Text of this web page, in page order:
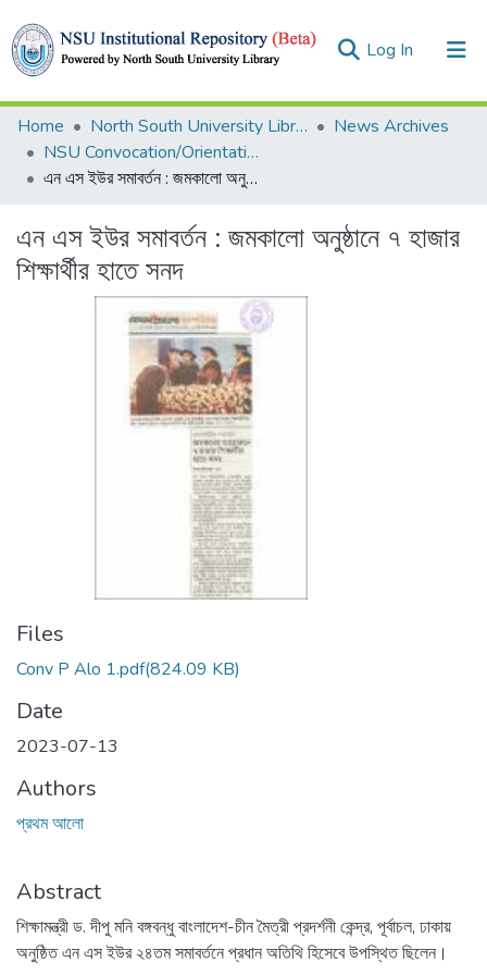
Log In (current)
Collections
Home North South University Library
News Archives
NSU Convocation/Orientation
এন এস ইউর সমাবর্তন : জমকালো অনুষ্ঠানে ৭ হাজার শিক্ষার্থীর হাতে সনদ
এন এস ইউর সমাবর্তন : জমকালো অনুষ্ঠানে ৭ হাজার
শিক্ষার্থীর হাতে সনদ
Files
Conv P Alo 1.pdf(824.09 KB)
Date
2023-07-13
Authors
প্রথম আলো
Abstract
শিক্ষামন্ত্রী ড. দীপু মনি বঙ্গবন্ধু বাংলাদেশ-চীন মৈত্রী প্রদর্শনী কেন্দ্র, পূর্বাচল, ঢাকায়
অনুষ্ঠিত এন এস ইউর ২৪তম সমাবর্তনে প্রধান অতিথি হিসেবে উপস্থিত ছিলেন।